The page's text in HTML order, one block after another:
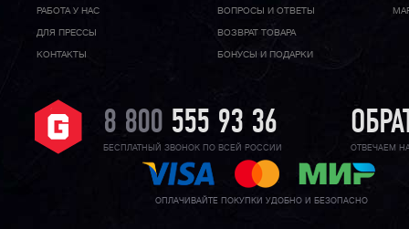
РАБОТА У НАС
ДЛЯ ПРЕССЫ
КОНТАКТЫ
ВОПРОСЫ И ОТВЕТЫ
ВОЗВРАТ ТОВАРА
БОНУСЫ И ПОДАРКИ
8 800 555 93 36
БЕСПЛАТНЫЙ ЗВОНОК ПО ВСЕЙ РОССИИ ОТВЕЧАЕМ
ОПЛАЧИВАЙТЕ ПОКУПКИ УДОБНО И БЕЗОПАСНО